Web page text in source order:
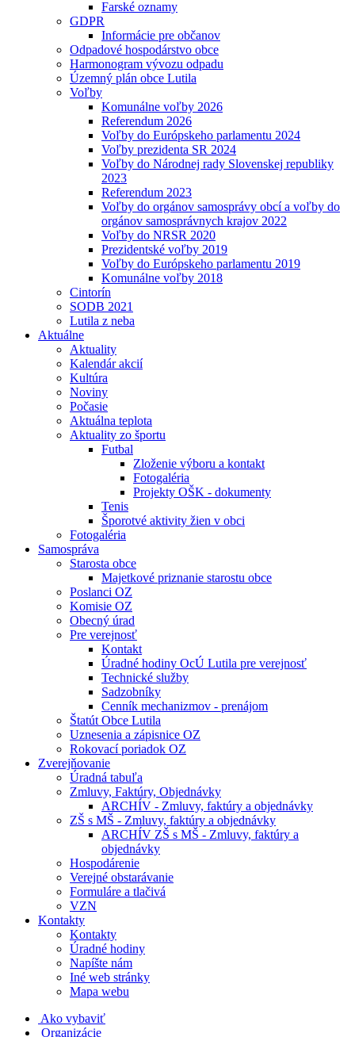
Farské oznamy
GDPR
Informácie pre občanov
Odpadové hospodárstvo obce
Harmonogram vývozu odpadu
Územný plán obce Lutila
Voľby
Komunálne voľby 2026
Referendum 2026
Voľby do Európskeho parlamentu 2024
Voľby prezidenta SR 2024
Voľby do Národnej rady Slovenskej republiky
2023
Referendum 2023
Voľby do orgánov samosprávy obcí a voľby do
orgánov samosprávnych krajov 2022
Voľby do NRSR 2020
Prezidentské voľby 2019
Voľby do Európskeho parlamentu 2019
Komunálne voľby 2018
Cintorín
SODB 2021
Lutila z neba
Aktuálne
Aktuality
Kalendár akcií
Kultúra
Noviny
Počasie
Aktuálna teplota
Aktuality zo športu
Futbal
Zloženie výboru a kontakt
Fotogaléria
Projekty OŠK - dokumenty
Tenis
Šporotvé aktivity žien v obci
Fotogaléria
Samospráva
Starosta obce
Majetkové priznanie starostu obce
Poslanci OZ
Komisie OZ
Obecný úrad
Pre verejnosť
Kontakt
Úradné hodiny OcÚ Lutila pre verejnosť
Technické služby
Sadzobníky
Cenník mechanizmov - prenájom
Štatút Obce Lutila
Uznesenia a zápisnice OZ
Rokovací poriadok OZ
Zverejňovanie
Úradná tabuľa
Zmluvy, Faktúry, Objednávky
ARCHÍV - Zmluvy, faktúry a objednávky
ZŠ s MŠ - Zmluvy, faktúry a objednávky
ARCHÍV ZŠ s MŠ - Zmluvy, faktúry a
objednávky
Hospodárenie
Verejné obstarávanie
Formuláre a tlačivá
VZN
Kontakty
Kontakty
Úradné hodiny
Napíšte nám
Iné web stránky
Mapa webu
Ako vybaviť
Organizácie